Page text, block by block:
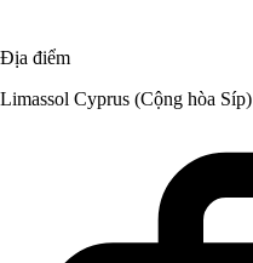
Địa điểm
Limassol Cyprus (Cộng hòa Síp)